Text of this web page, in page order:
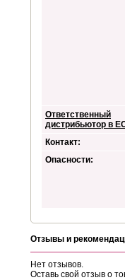
Ответственный
дистрибьютор в
Контакт:
Опасности:
Отзывы и
Нет отзывов.
Оставь свой отзыв о